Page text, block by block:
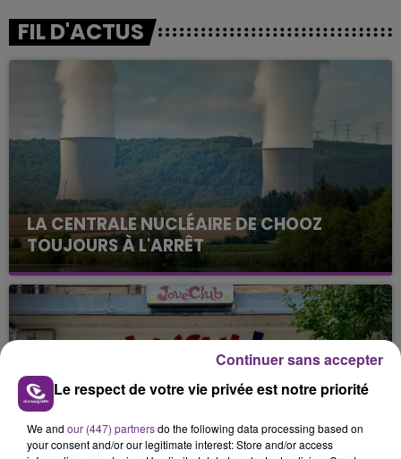
FIL D'ACTUS
LA CENTRALE NUCLÉAIRE DE CHOOZ
TOUJOURS À L'ARRÊT
Cela fait déjà une semaine que la centrale
nucléaire ardennaise est à l'arrêt. Une situation
justifiée par la sécheresse intense qui est toujours
présente.
LE MAGASIN JOUÉCLUB DE REIMS FERME
Le respect de votre vie privée est notre priorité
We and our (447) partnersdo the following data processing based on
your consent and/or our legitimate interest: Store and/or access
Continuer sans accepter